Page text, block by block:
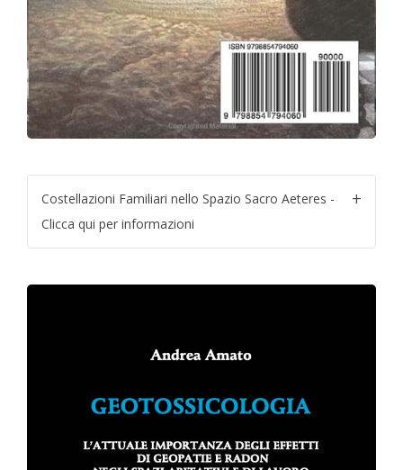
Costellazioni Familiari nello Spazio Sacro Aeteres -
Clicca qui per informazioni